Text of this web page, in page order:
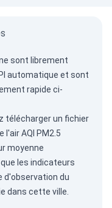
sont librement
automatique et sont
rapide ci-
télécharger un fichier
l'air AQI PM2.5
moyenne
les indicateurs
d'observation du
dans cette ville.